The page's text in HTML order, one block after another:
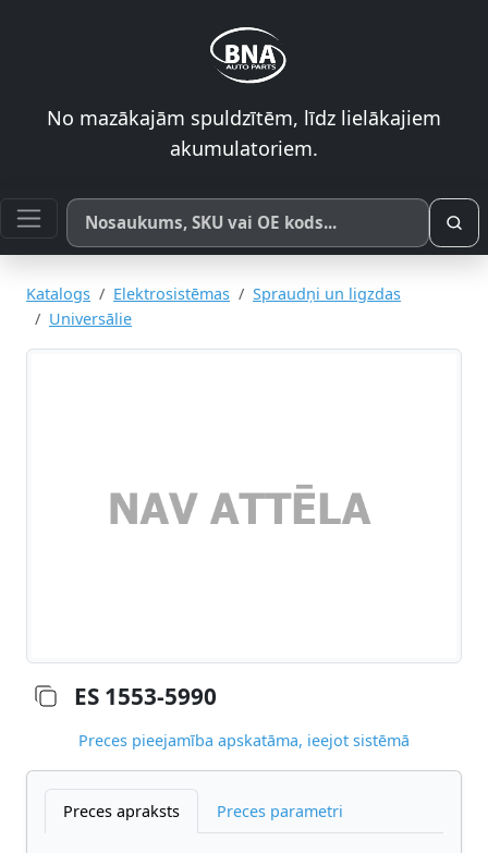
No mazākajām spuldzītēm, līdz lielākajiem
akumulatoriem.
Meklēt pēc produkta nosaukuma, SKU vai OE koda
Katalogs Elektrosistēmas
Spraudņi un ligzdas
Universālie
ES 1553-5990
Preces pieejamība apskatāma, ieejot sistēmā
Preces apraksts Preces parametri